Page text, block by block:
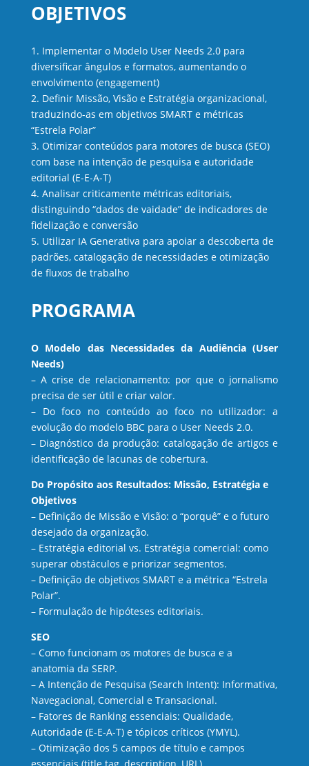
OBJETIVOS
1. Implementar o Modelo User Needs 2.0 para
diversificar ângulos e formatos, aumentando o
envolvimento (engagement)
2. Definir Missão, Visão e Estratégia organizacional,
traduzindo-as em objetivos SMART e métricas
“Estrela Polar”
3. Otimizar conteúdos para motores de busca (SEO)
com base na intenção de pesquisa e autoridade
editorial (E-E-A-T)
4. Analisar criticamente métricas editoriais,
distinguindo “dados de vaidade” de indicadores de
fidelização e conversão
5. Utilizar IA Generativa para apoiar a descoberta de
padrões, catalogação de necessidades e otimização
de fluxos de trabalho
PROGRAMA
O Modelo das Necessidades da Audiência (User
Needs)
– A crise de relacionamento: por que o jornalismo
precisa de ser útil e criar valor.
– Do foco no conteúdo ao foco no utilizador: a
evolução do modelo BBC para o User Needs 2.0.
– Diagnóstico da produção: catalogação de artigos e
identificação de lacunas de cobertura.
Do Propósito aos Resultados: Missão, Estratégia e
Objetivos
– Definição de Missão e Visão: o “porquê” e o futuro
desejado da organização.
– Estratégia editorial vs. Estratégia comercial: como
superar obstáculos e priorizar segmentos.
– Definição de objetivos SMART e a métrica “Estrela
Polar”.
– Formulação de hipóteses editoriais.
SEO
– Como funcionam os motores de busca e a
anatomia da SERP.
– A Intenção de Pesquisa (Search Intent): Informativa,
Navegacional, Comercial e Transacional.
– Fatores de Ranking essenciais: Qualidade,
Autoridade (E-E-A-T) e tópicos críticos (YMYL).
– Otimização dos 5 campos de título e campos